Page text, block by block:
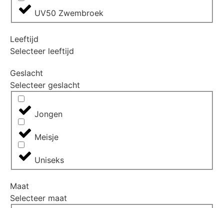
UV50 Zwembroek
Leeftijd
Selecteer leeftijd
Geslacht
Selecteer geslacht
Jongen
Meisje
Uniseks
Maat
Selecteer maat